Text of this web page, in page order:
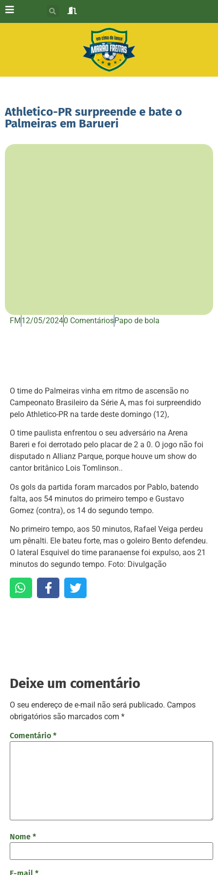
Athletico-PR surpreende e bate o
Palmeiras em Barueri
FM12/05/20240 ComentáriosPapo de bola
O time do Palmeiras vinha em ritmo de ascensão no
Campeonato Brasileiro da Série A, mas foi surpreendido
pelo Athletico-PR na tarde deste domingo (12),
O time paulista enfrentou o seu adversário na Arena
Bareri e foi derrotado pelo placar de 2 a 0. O jogo não foi
disputado n Allianz Parque, porque houve um show do
cantor britânico Lois Tomlinson..
Os gols da partida foram marcados por Pablo, batendo
falta, aos 54 minutos do primeiro tempo e Gustavo
Gomez (contra), os 14 do segundo tempo.
No primeiro tempo, aos 50 minutos, Rafael Veiga perdeu
um pênalti. Ele bateu forte, mas o goleiro Bento defendeu.
O lateral Esquivel do time paranaense foi expulso, aos 21
minutos do segundo tempo. Foto: Divulgação
Deixe um comentário
O seu endereço de e-mail não será publicado. Campos
obrigatórios são marcados com *
Comentário *
Nome *
E-mail *